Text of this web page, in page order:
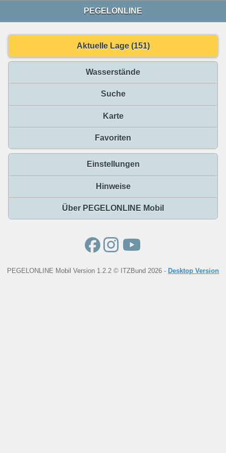
PEGELONLINE
Aktuelle Lage (151)
Wasserstände
Suche
Karte
Favoriten
Einstellungen
Hinweise
Über PEGELONLINE Mobil
PEGELONLINE Mobil Version 1.2.2 © ITZBund 2026 - Desktop Version